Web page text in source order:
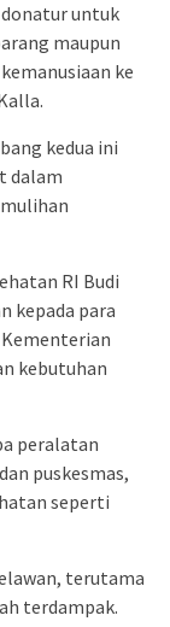
donatur untuk
maupun
ke
kedua ini
dalam
RI Budi
kepada para
kebutuhan
peralatan
puskesmas,
seperti
terutama
terdampak.